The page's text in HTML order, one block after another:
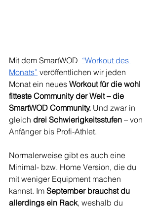
Mit dem SmartWOD “Workout des
Monats” veröffentlichen wir jeden
Monat ein neues Workout für die wohl
fitteste Community der Welt – die
SmartWOD Community. Und zwar in
gleich drei Schwierigkeitsstufen – von
Anfänger bis Profi-Athlet.
Normalerweise gibt es auch eine
Minimal- bzw. Home Version, die du
mit weniger Equipment machen
kannst. Im September brauchst du
allerdings ein Rack, weshalb du